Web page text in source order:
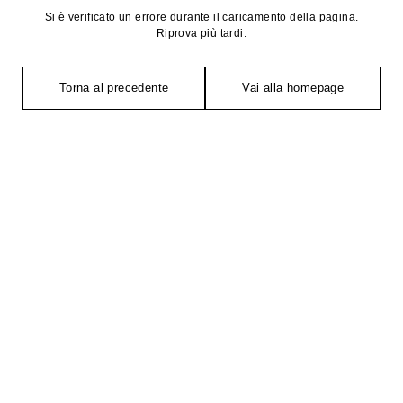
Si è verificato un errore durante il caricamento della pagina.
Riprova più tardi.
Torna al precedente Vai alla homepage